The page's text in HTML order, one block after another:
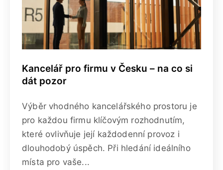
Kancelář pro firmu v Česku – na co si
dát pozor
Výběr vhodného kancelářského prostoru je
pro každou firmu klíčovým rozhodnutím,
které ovlivňuje její každodenní provoz i
dlouhodobý úspěch. Při hledání ideálního
místa pro vaše...